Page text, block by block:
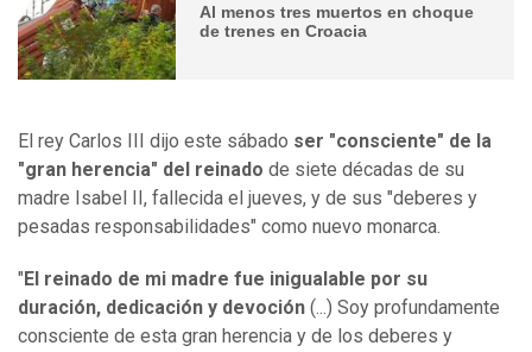
Al menos tres muertos en choque
de trenes en Croacia
El rey Carlos III dijo este sábado ser "consciente" de la
"gran herencia" del reinado de siete décadas de su
madre Isabel II, fallecida el jueves, y de sus "deberes y
pesadas responsabilidades" como nuevo monarca.
" El reinado de mi madre fue inigualable por su
duración, dedicación y devoción (...) Soy profundamente
consciente de esta gran herencia y de los deberes y